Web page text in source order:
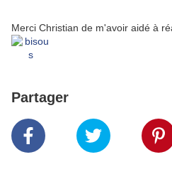
Merci Christian de m'avoir aidé à
Partager